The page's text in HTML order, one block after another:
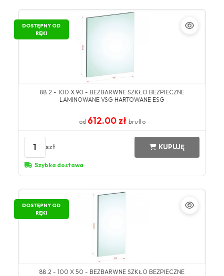
DOSTĘPNY OD
RĘKI
88.2 - 100 X 90 - BEZBARWNE SZKŁO BEZPIECZNE
LAMINOWANE VSG HARTOWANE ESG
od 612.00 zł brutto
1 szt KUPUJĘ
Szybka dostawa
DOSTĘPNY OD
RĘKI
88.2 - 100 X 50 - BEZBARWNE SZKŁO BEZPIECZNE